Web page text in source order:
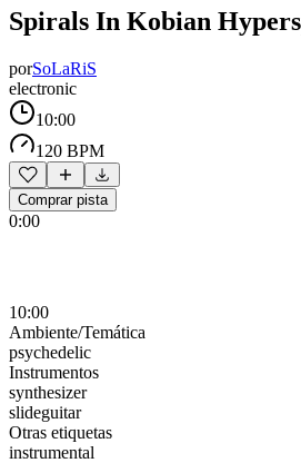
Spirals In Kobian
porSoLaRiS
electronic
10:00
120 BPM
Comprar pista
0:00
10:00
Ambiente/Temática
psychedelic
Instrumentos
synthesizer
slideguitar
Otras etiquetas
instrumental